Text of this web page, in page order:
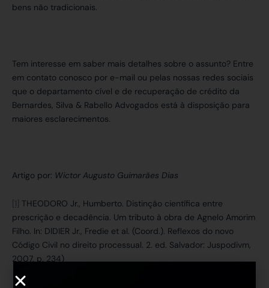
bens não tradicionais.
Tem interesse em saber mais detalhes sobre o assunto? Entre
em contato conosco por e-mail ou pelas nossas redes sociais
que o departamento cível e de recuperação de crédito da
Bernardes, Silva & Rabello Advogados está à disposição para
maiores esclarecimentos.
Artigo por: Wictor Augusto Guimarães Dias
[1] THEODORO Jr., Humberto. Distinção científica entre
prescrição e decadência. Um tributo à obra de Agnelo Amorim
Filho. In: DIDIER Jr., Fredie et al. (Coord.). Reflexos do novo
Código Civil no direito processual. 2. ed. Salvador: Juspodivm,
2007. p. 234)